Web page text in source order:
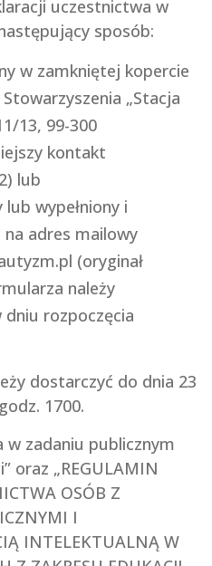
uczestnictwa w
sposób:
w zamkniętej kopercie
„Stacja
13, 99-300
kontakt
lub
lub wypełniony i
adres mailowy
(oryginał
należy
rozpoczęcia
dostarczyć do dnia 23
1700.
w zadaniu publicznym
oraz „REGULAMIN
OSÓB Z
I
INTELEKTUALNĄ W